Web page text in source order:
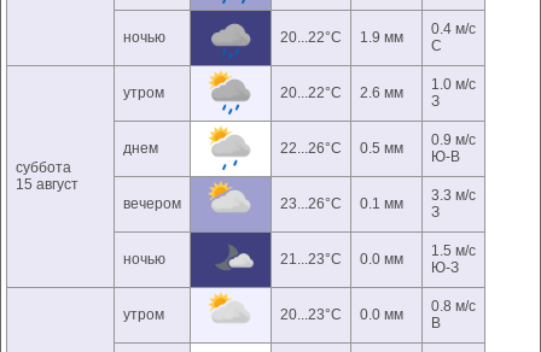
ночью 20...22°C 1.9 мм
0.4 м/с
С
суббота
15 август
утром 20...22°C 2.6 мм
1.0 м/с
З
днем 22...26°C 0.5 мм
0.9 м/с
Ю-В
вечером 23...26°C 0.1 мм
3.3 м/с
З
ночью 21...23°C 0.0 мм
1.5 м/с
Ю-З
утром 20...23°C 0.0 мм
0.8 м/с
В